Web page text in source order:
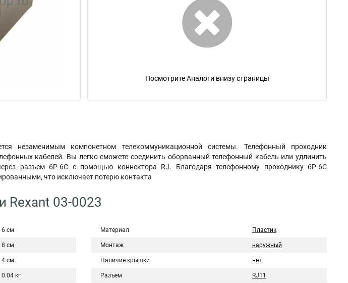
Посмотрите Аналоги внизу страницы
незаменимым компонетном телекоммуникационной системы. Телефонный проходник
кабелей. Вы легко сможете соединить оборванный телефонный кабель или удлинить
разъем 6Р-6С с помощью коннектора RJ. Благодаря телефонному проходнику 6Р-6С
что исключает потерю контакта
Rexant 03-0023
6 см
8 см
4 см
0.04 кг
Материал Пластик
Монтаж наружный
Наличие крышки нет
Разъем RJ11